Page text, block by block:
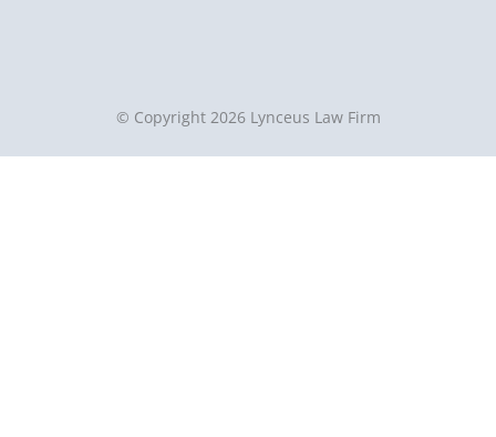
© Copyright 2026 Lynceus Law Firm